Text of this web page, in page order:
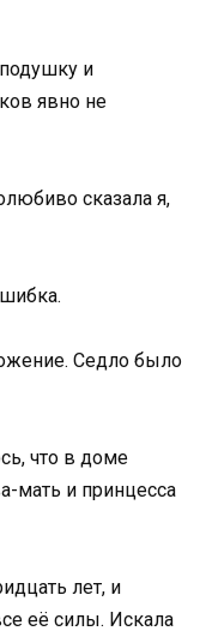
и
явно не
сказала я,
Седло было
что в доме
мать и принцесса
лет, и
её силы. Искала